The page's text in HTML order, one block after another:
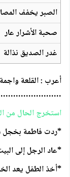
الصبر يخفف
صحبة الأشرار عار
غدر الصديق نذالة
أعرب : القلعة
استخرج الحال من
*ردت فاطمة بخجل
*عاد الرجل إلى
*أخذ الطفل يعد